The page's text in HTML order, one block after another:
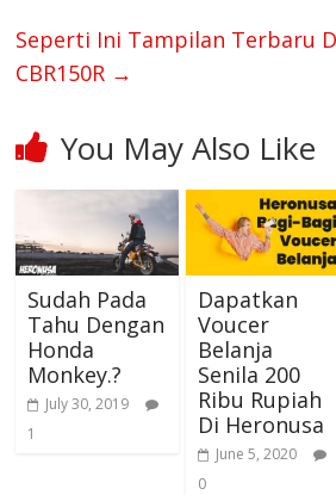
k er p k
Seperti Ini Tampilan Terbaru
CBR150R →
You May Also Like
Sudah Pada
Tahu Dengan
Honda
Monkey.?
July 30, 2019
1
Dapatkan
Voucer
Belanja
Senila 200
Ribu Rupiah
Di Heronusa
June 5, 2020
0